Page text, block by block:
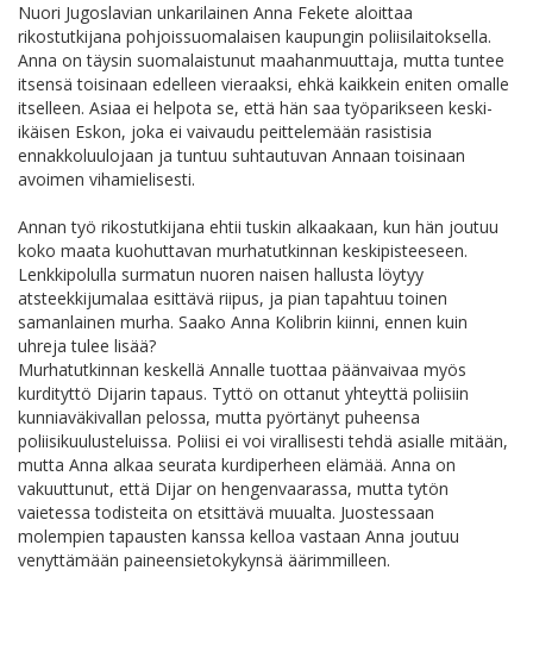
Nuori Jugoslavian unkarilainen Anna Fekete aloittaa
rikostutkijana pohjoissuomalaisen kaupungin poliisilaitoksella.
Anna on täysin suomalaistunut maahanmuuttaja, mutta tuntee
itsensä toisinaan edelleen vieraaksi, ehkä kaikkein eniten omalle
itselleen. Asiaa ei helpota se, että hän saa työparikseen keski-
ikäisen Eskon, joka ei vaivaudu peittelemään rasistisia
ennakkoluulojaan ja tuntuu suhtautuvan Annaan toisinaan
avoimen vihamielisesti.
Annan työ rikostutkijana ehtii tuskin alkaakaan, kun hän joutuu
koko maata kuohuttavan murhatutkinnan keskipisteeseen.
Lenkkipolulla surmatun nuoren naisen hallusta löytyy
atsteekkijumalaa esittävä riipus, ja pian tapahtuu toinen
samanlainen murha. Saako Anna Kolibrin kiinni, ennen kuin
uhreja tulee lisää?
Murhatutkinnan keskellä Annalle tuottaa päänvaivaa myös
kurdityttö Dijarin tapaus. Tyttö on ottanut yhteyttä poliisiin
kunniaväkivallan pelossa, mutta pyörtänyt puheensa
poliisikuulusteluissa. Poliisi ei voi virallisesti tehdä asialle mitään,
mutta Anna alkaa seurata kurdiperheen elämää. Anna on
vakuuttunut, että Dijar on hengenvaarassa, mutta tytön
vaietessa todisteita on etsittävä muualta. Juostessaan
molempien tapausten kanssa kelloa vastaan Anna joutuu
venyttämään paineensietokykynsä äärimmilleen.